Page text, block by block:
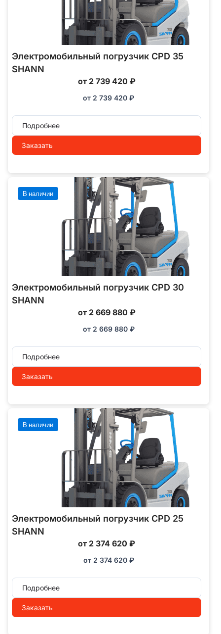
Электромобильный погрузчик CPD 35
SHANN
от 2 739 420 ₽
от 2 739 420 ₽
Подробнее
Заказать
В наличии
Электромобильный погрузчик CPD 30
SHANN
от 2 669 880 ₽
от 2 669 880 ₽
Подробнее
Заказать
В наличии
Электромобильный погрузчик CPD 25
SHANN
от 2 374 620 ₽
от 2 374 620 ₽
Подробнее
Заказать